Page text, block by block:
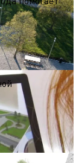
снизить
активным
решения